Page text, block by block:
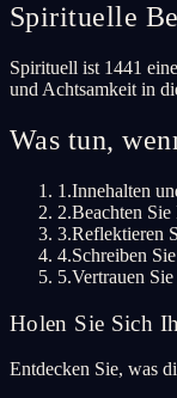
Spirituelle
Spirituell ist 1441
und Achtsamkeit in
Was tun,
1.Innehalten
2.Beachten
3.Reflektieren
4.Schreiben
5.Vertrauen
Holen Sie Sich
Entdecken Sie, was